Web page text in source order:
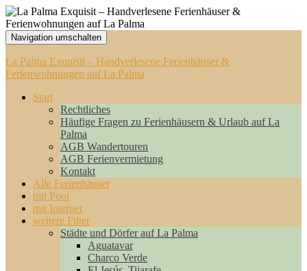
Navigation umschalten
La Palma Exquisit – Handverlesene Ferienhäuser &
Ferienwohnungen auf La Palma
Start
Rechtliches
Häufige Fragen zu Ferienhäusern & Urlaub auf La
Palma
AGB Wandertouren
AGB Ferienvermietung
Kontakt
Alle Ferienhäuser
mit Pool
mit Internet
weitere Filter
Städte und Dörfer auf La Palma
Aguatavar
Charco Verde